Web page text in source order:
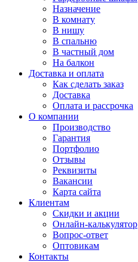
Назначение
В комнату
В нишу
В спальню
В частный дом
На балкон
Доставка и оплата
Как сделать заказ
Доставка
Оплата и рассрочка
О компании
Производство
Гарантия
Портфолио
Отзывы
Реквизиты
Вакансии
Карта сайта
Клиентам
Скидки и акции
Онлайн-калькулятор
Вопрос-ответ
Оптовикам
Контакты